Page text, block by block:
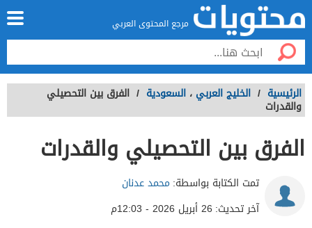
مرجع المحتوى العربي
الرئيسية / الخليج العربي ، السعودية / الفرق بين التحصيلي
والقدرات
الفرق بين التحصيلي والقدرات
تمت الكتابة بواسطة: محمد عدنان
آخر تحديث: 26 أبريل 2026 - 12:03م